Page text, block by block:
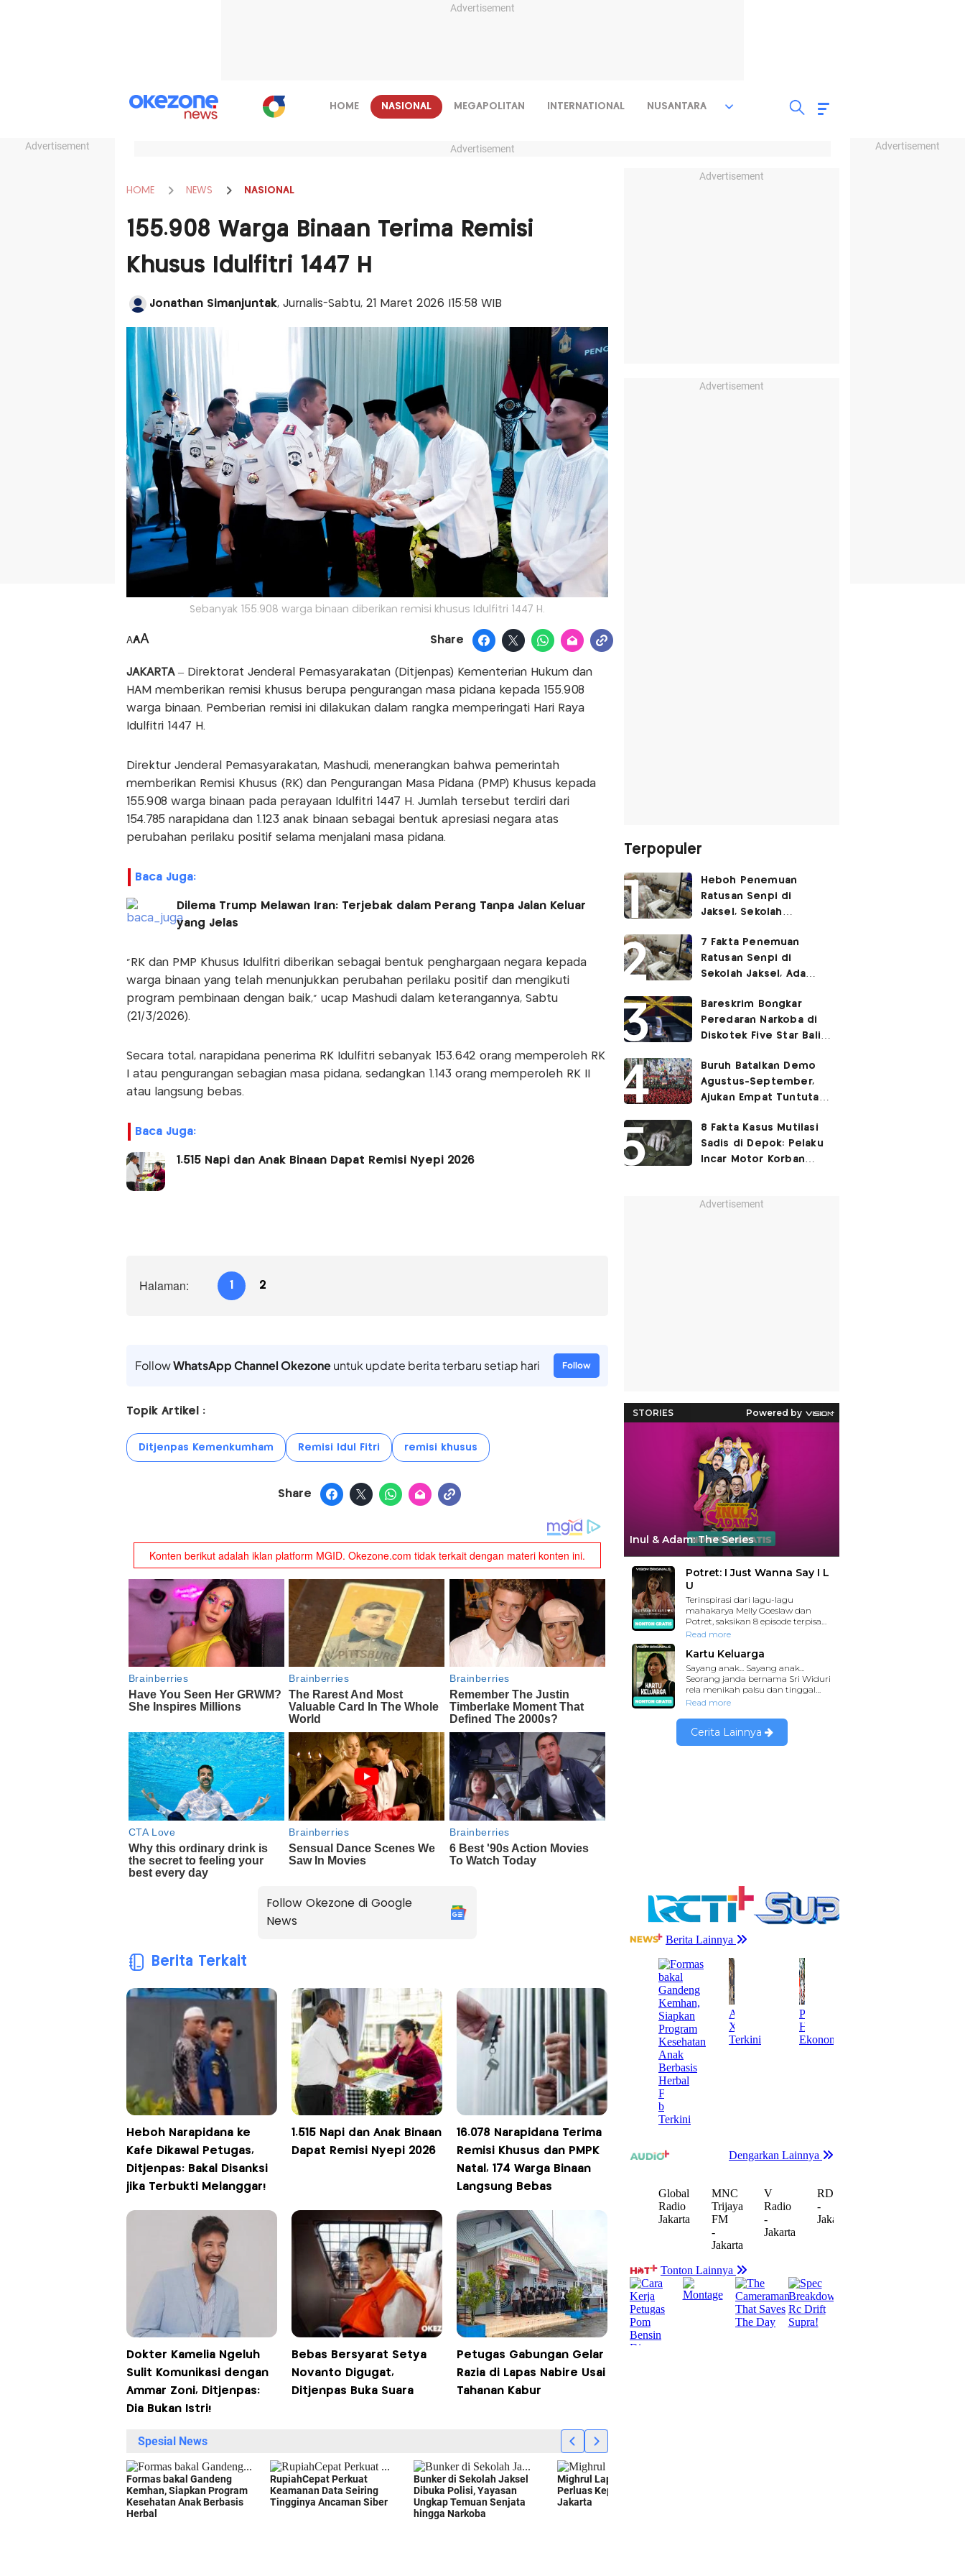
Advertisement
Advertisement Advertisement
HOME NASIONAL MEGAPOLITAN INTERNATIONAL NUSANTARA
Advertisement
HOME NEWS NASIONAL
155.908 Warga Binaan Terima Remisi
Khusus Idulfitri 1447 H
Jonathan Simanjuntak, Jurnalis-Sabtu, 21 Maret 2026 |15:58 WIB
Sebanyak 155.908 warga binaan diberikan remisi khusus Idulfitri 1447 H.
AAA Share
JAKARTA – Direktorat Jenderal Pemasyarakatan (Ditjenpas) Kementerian Hukum dan
HAM memberikan remisi khusus berupa pengurangan masa pidana kepada 155.908
warga binaan. Pemberian remisi ini dilakukan dalam rangka memperingati Hari Raya
Idulfitri 1447 H.
Direktur Jenderal Pemasyarakatan, Mashudi, menerangkan bahwa pemerintah
memberikan Remisi Khusus (RK) dan Pengurangan Masa Pidana (PMP) Khusus kepada
155.908 warga binaan pada perayaan Idulfitri 1447 H. Jumlah tersebut terdiri dari
154.785 narapidana dan 1.123 anak binaan sebagai bentuk apresiasi negara atas
perubahan perilaku positif selama menjalani masa pidana.
Baca Juga:
Dilema Trump Melawan Iran: Terjebak dalam Perang Tanpa Jalan Keluar
yang Jelas
"RK dan PMP Khusus Idulfitri diberikan sebagai bentuk penghargaan negara kepada
warga binaan yang telah menunjukkan perubahan perilaku positif dan mengikuti
program pembinaan dengan baik," ucap Mashudi dalam keterangannya, Sabtu
(21/3/2026).
Secara total, narapidana penerima RK Idulfitri sebanyak 153.642 orang memperoleh RK
I atau pengurangan sebagian masa pidana, sedangkan 1.143 orang memperoleh RK II
atau langsung bebas.
Baca Juga:
1.515 Napi dan Anak Binaan Dapat Remisi Nyepi 2026
Halaman: 1 2
FollowWhatsApp Channel Okezoneuntuk update berita terbaru setiap hari Follow
Topik Artikel :
Ditjenpas Kemenkumham Remisi Idul Fitri remisi khusus
Share
Follow Okezone di Google
News
Berita Terkait
Heboh Narapidana ke
Kafe Dikawal Petugas,
Ditjenpas: Bakal Disanksi
jika Terbukti Melanggar!
1.515 Napi dan Anak Binaan
Dapat Remisi Nyepi 2026
16.078 Narapidana Terima
Remisi Khusus dan PMPK
Natal, 174 Warga Binaan
Langsung Bebas
Dokter Kamelia Ngeluh
Sulit Komunikasi dengan
Ammar Zoni, Ditjenpas:
Dia Bukan Istri!
Bebas Bersyarat Setya
Novanto Digugat,
Ditjenpas Buka Suara
Petugas Gabungan Gelar
Razia di Lapas Nabire Usai
Tahanan Kabur
Advertisement
Advertisement
Terpopuler
Heboh Penemuan
Ratusan Senpi di
Jaksel, Sekolah
Kegiatan Eskul
Menembak
7 Fakta Penemuan
Ratusan Senpi di
Sekolah Jaksel, Ada
Ruang Bunker
Bareskrim Bongkar
Peredaran Narkoba di
Diskotek Five Star Bali,
Buruh Batalkan Demo
Agustus-September,
Ajukan Empat Tuntutan
8 Fakta Kasus Mutilasi
Sadis di Depok: Pelaku
Incar Motor Korban
Advertisement